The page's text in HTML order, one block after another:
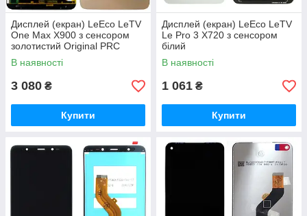
Дисплей (екран) LeEco LeTV
One Max X900 з сенсором
золотистий Original PRC
В наявності
3 080 ₴
Купити
Дисплей (екран) LeEco LeTV
Le Pro 3 X720 з сенсором
білий
В наявності
1 061 ₴
Купити